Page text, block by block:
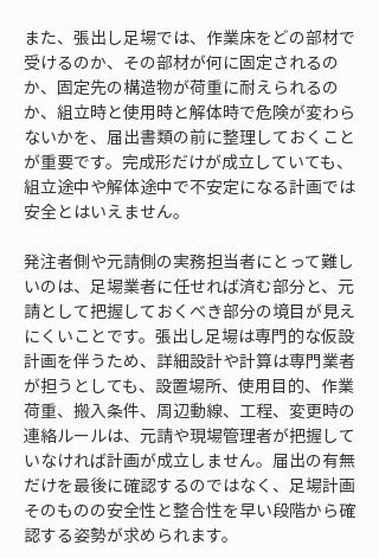
また、張出し足場では、作業床をどの部材で
受けるのか、その部材が何に固定されるの
か、固定先の構造物が荷重に耐えられるの
か、組立時と使用時と解体時で危険が変わら
ないかを、届出書類の前に整理しておくこと
が重要です。完成形だけが成立していても、
組立途中や解体途中で不安定になる計画では
安全とはいえません。
発注者側や元請側の実務担当者にとって難し
いのは、足場業者に任せれば済む部分と、元
請として把握しておくべき部分の境目が見え
にくいことです。張出し足場は専門的な仮設
計画を伴うため、詳細設計や計算は専門業者
が担うとしても、設置場所、使用目的、作業
荷重、搬入条件、周辺動線、工程、変更時の
連絡ルールは、元請や現場管理者が把握して
いなければ計画が成立しません。届出の有無
だけを最後に確認するのではなく、足場計画
そのものの安全性と整合性を早い段階から確
認する姿勢が求められます。